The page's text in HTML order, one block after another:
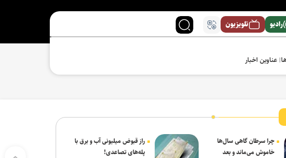
رادیو تلویزیون
عناوین اخبار
چرا سرطان گاهی سال‌ها
خاموش می‌ماند و بعد
راز قبوض میلیونی آب و برق با
پله‌های تصاعدی!